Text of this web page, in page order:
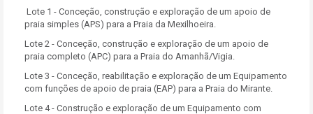
Lote 1 - Conceção, construção e exploração de um apoio de
praia simples (APS) para a Praia da Mexilhoeira.
Lote 2 - Conceção, construção e exploração de um apoio de
praia completo (APC) para a Praia do Amanhã/Vigia.
Lote 3 - Conceção, reabilitação e exploração de um Equipamento
com funções de apoio de praia (EAP) para a Praia do Mirante.
Lote 4 - Construção e exploração de um Equipamento com